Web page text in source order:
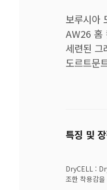
보루시아
AW26 홈
세련된 그
도르트문
특징 및
DryCELL :
조한 착용감